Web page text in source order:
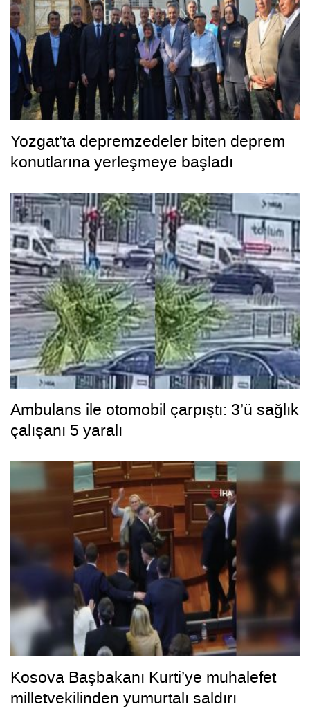
Yozgat’ta depremzedeler biten deprem
konutlarına yerleşmeye başladı
Ambulans ile otomobil çarpıştı: 3’ü sağlık
çalışanı 5 yaralı
Kosova Başbakanı Kurti’ye muhalefet
milletvekilinden yumurtalı saldırı